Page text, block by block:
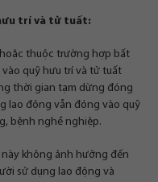
trí và tử tuất:
thuộc trường hợp bất
quỹ hưu trí và tử tuất
thời gian tạm dừng đóng
lao động vẫn đóng vào quỹ
bệnh nghề nghiệp.
không ảnh hưởng đến
sử dụng lao động và